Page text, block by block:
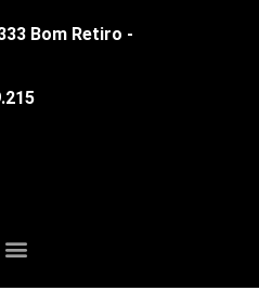
Bom Retiro -